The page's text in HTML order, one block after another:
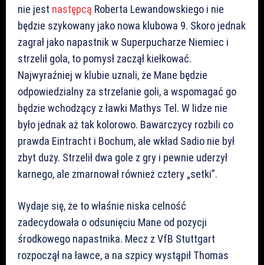
nie jest następcą Roberta Lewandowskiego i nie
będzie szykowany jako nowa klubowa 9. Skoro jednak
zagrał jako napastnik w Superpucharze Niemiec i
strzelił gola, to pomysł zaczął kiełkować.
Najwyraźniej w klubie uznali, że Mane będzie
odpowiedzialny za strzelanie goli, a wspomagać go
będzie wchodzący z ławki Mathys Tel. W lidze nie
było jednak aż tak kolorowo. Bawarczycy rozbili co
prawda Eintracht i Bochum, ale wkład Sadio nie był
zbyt duży. Strzelił dwa gole z gry i pewnie uderzył
karnego, ale zmarnował również cztery „setki”.
Wydaje się, że to właśnie niska celność
zadecydowała o odsunięciu Mane od pozycji
środkowego napastnika. Mecz z VfB Stuttgart
rozpoczął na ławce, a na szpicy wystąpił Thomas